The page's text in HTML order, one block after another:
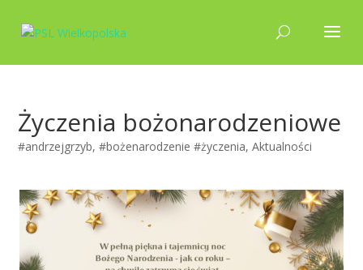
Życzenia bożonarodzeniowe
#andrzejgrzyb,#bożenarodzenie #życzenia,Aktualności